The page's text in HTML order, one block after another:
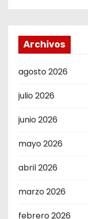
Archivos
agosto 2026
julio 2026
junio 2026
mayo 2026
abril 2026
marzo 2026
febrero 2026